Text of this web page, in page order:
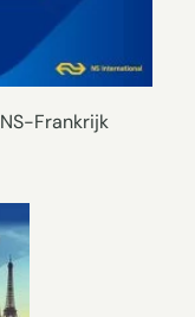
NS-Frankrijk